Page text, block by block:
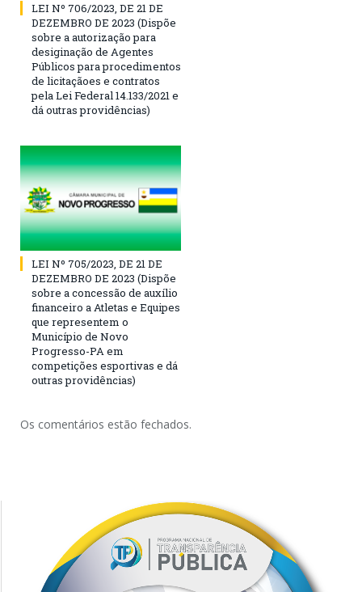
LEI Nº 706/2023, DE 21 DE
DEZEMBRO DE 2023 (Dispõe
sobre a autorização para
desiginação de Agentes
Públicos para procedimentos
de licitaçãoes e contratos
pela Lei Federal 14.133/2021 e
dá outras providências)
LEI Nº 705/2023, DE 21 DE
DEZEMBRO DE 2023 (Dispõe
sobre a concessão de auxílio
financeiro a Atletas e Equipes
que representem o
Município de Novo
Progresso-PA em
competições esportivas e dá
outras providências)
Os comentários estão fechados.